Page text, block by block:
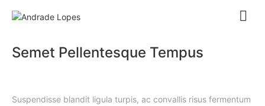
Semet Pellentesque Tempus
Suspendisse blandit ligula turpis, ac convallis risus fermentum